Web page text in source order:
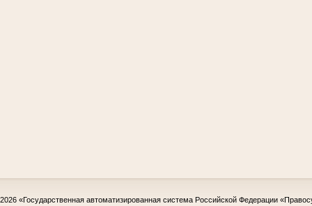
«Государственная автоматизированная система Российской Федерации